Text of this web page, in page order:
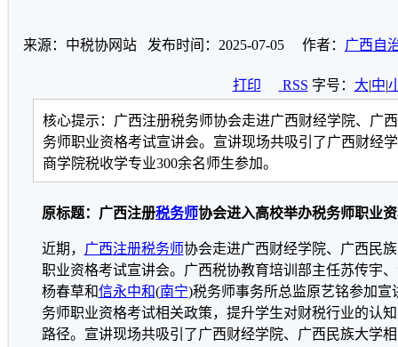
来源：中税协网站 发布时间：2025-07-05 作者： 广西自
打印 RSS 字号： 大|中|
核心提示：广西注册税务师协会走进广西财经学院、广
务师职业资格考试宣讲会。宣讲现场共吸引了广西财经
商学院税收学专业300余名师生参加。
原标题：广西注册税务师协会进入高校举办税务师职业
近期， 广西注册税务师协会走进广西财经学院、广西民
职业资格考试宣讲会。广西税协教育培训部主任苏传宇
杨春草和信永中和(南宁)税务师事务所总监原艺铭参加
务师职业资格考试相关政策，提升学生对财税行业的认
路径。宣讲现场共吸引了广西财经学院、广西民族大学